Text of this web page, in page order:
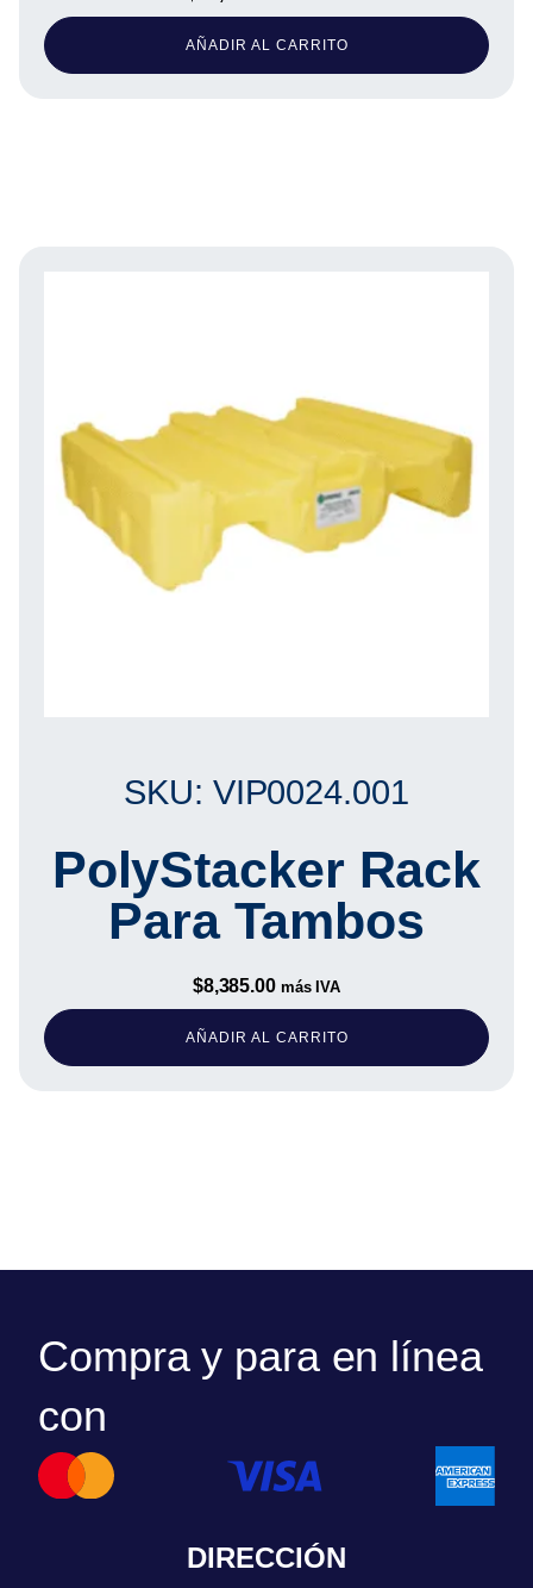
AÑADIR AL CARRITO
SKU: VIP0024.001
PolyStacker Rack
Para Tambos
$8,385.00 más IVA
AÑADIR AL CARRITO
Compra y para en línea
con
DIRECCIÓN